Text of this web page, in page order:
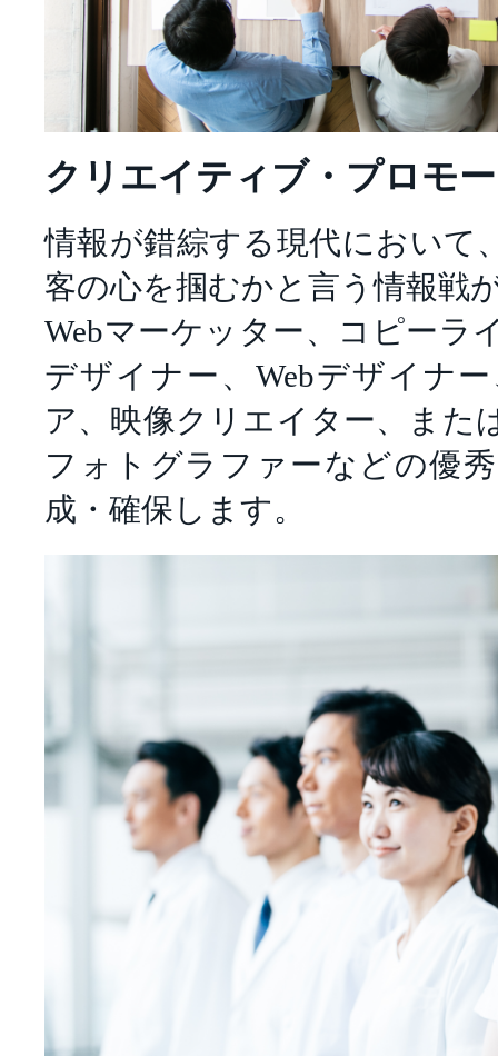
クリエイティブ・プロモ
情報が錯綜する現代において
客の心を掴むかと言う情報戦
Webマーケッター、コピーラ
デザイナー、Webデザイナ
ア、映像クリエイター、また
フォトグラファーなどの優
成・確保します。